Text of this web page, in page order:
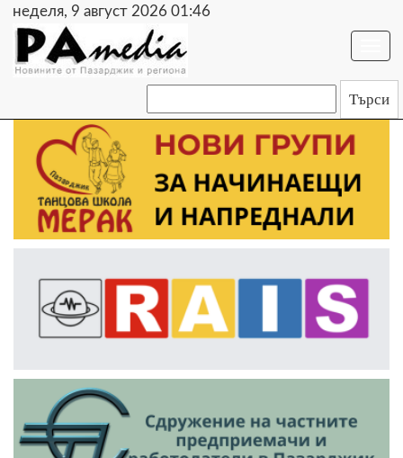
неделя, 9 август 2026 01:46